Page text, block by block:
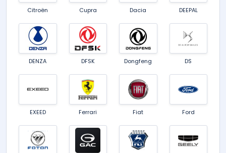
Citroën Cupra Dacia DEEPAL
DENZA DFSK Dongfeng DS
EXEED Ferrari Fiat Ford